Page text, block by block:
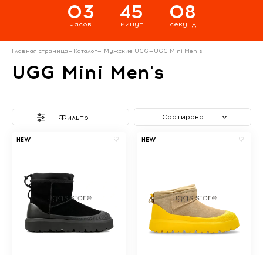
03
часов
45
минут
07
секунд
Главная страница— Каталог— Мужские UGG— UGG Mini Men's
UGG Mini Men's
Фильтр Сортировать
NEW NEW